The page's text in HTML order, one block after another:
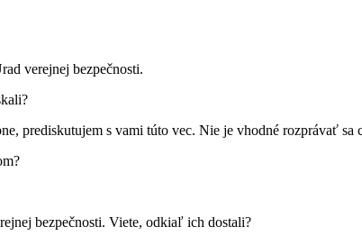
verejnej bezpečnosti.
prediskutujem s vami túto vec. Nie je vhodné rozprávať sa
bezpečnosti. Viete, odkiaľ ich dostali?